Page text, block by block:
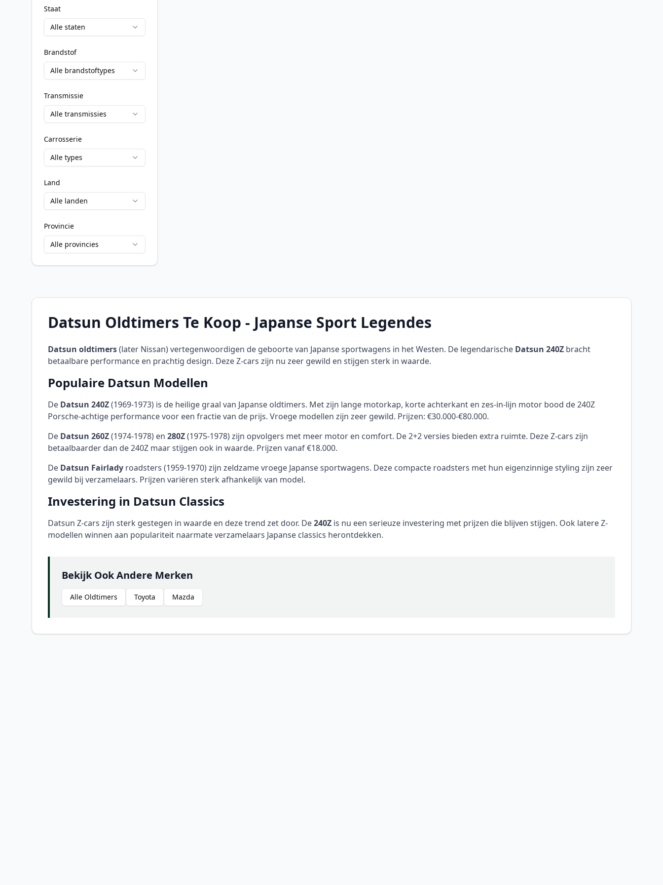
Staat
Alle staten
Brandstof
Alle brandstoftypes
Transmissie
Alle transmissies
Carrosserie
Alle types
Land
Alle landen
Provincie
Alle provincies
Datsun Oldtimers Te Koop - Japanse Sport Legendes
Datsun oldtimers(later Nissan) vertegenwoordigen de geboorte van Japanse sportwagens in het Westen. De legendarische Datsun 240Z bracht
betaalbare performance en prachtig design. Deze Z-cars zijn nu zeer gewild en stijgen sterk in waarde.
Populaire Datsun Modellen
De Datsun 240Z(1969-1973) is de heilige graal van Japanse oldtimers. Met zijn lange motorkap, korte achterkant en zes-in-lijn motor bood de 240Z
Porsche-achtige performance voor een fractie van de prijs. Vroege modellen zijn zeer gewild. Prijzen: €30.000-€80.000.
De Datsun 260Z(1974-1978) en 280Z(1975-1978) zijn opvolgers met meer motor en comfort. De 2+2 versies bieden extra ruimte. Deze Z-cars zijn
betaalbaarder dan de 240Z maar stijgen ook in waarde. Prijzen vanaf €18.000.
De Datsun Fairlady roadsters (1959-1970) zijn zeldzame vroege Japanse sportwagens. Deze compacte roadsters met hun eigenzinnige styling zijn zeer
gewild bij verzamelaars. Prijzen variëren sterk afhankelijk van model.
Investering in Datsun Classics
Datsun Z-cars zijn sterk gestegen in waarde en deze trend zet door. De240Z is nu een serieuze investering met prijzen die blijven stijgen. Ook latere Z-
modellen winnen aan populariteit naarmate verzamelaars Japanse classics herontdekken.
Bekijk Ook Andere Merken
Alle Oldtimers Toyota Mazda